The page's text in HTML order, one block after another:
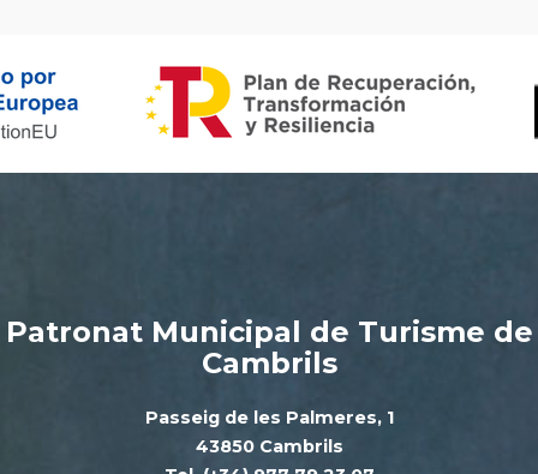
Patronat Municipal de Turisme de
Cambrils
Passeig de les Palmeres, 1
43850 Cambrils